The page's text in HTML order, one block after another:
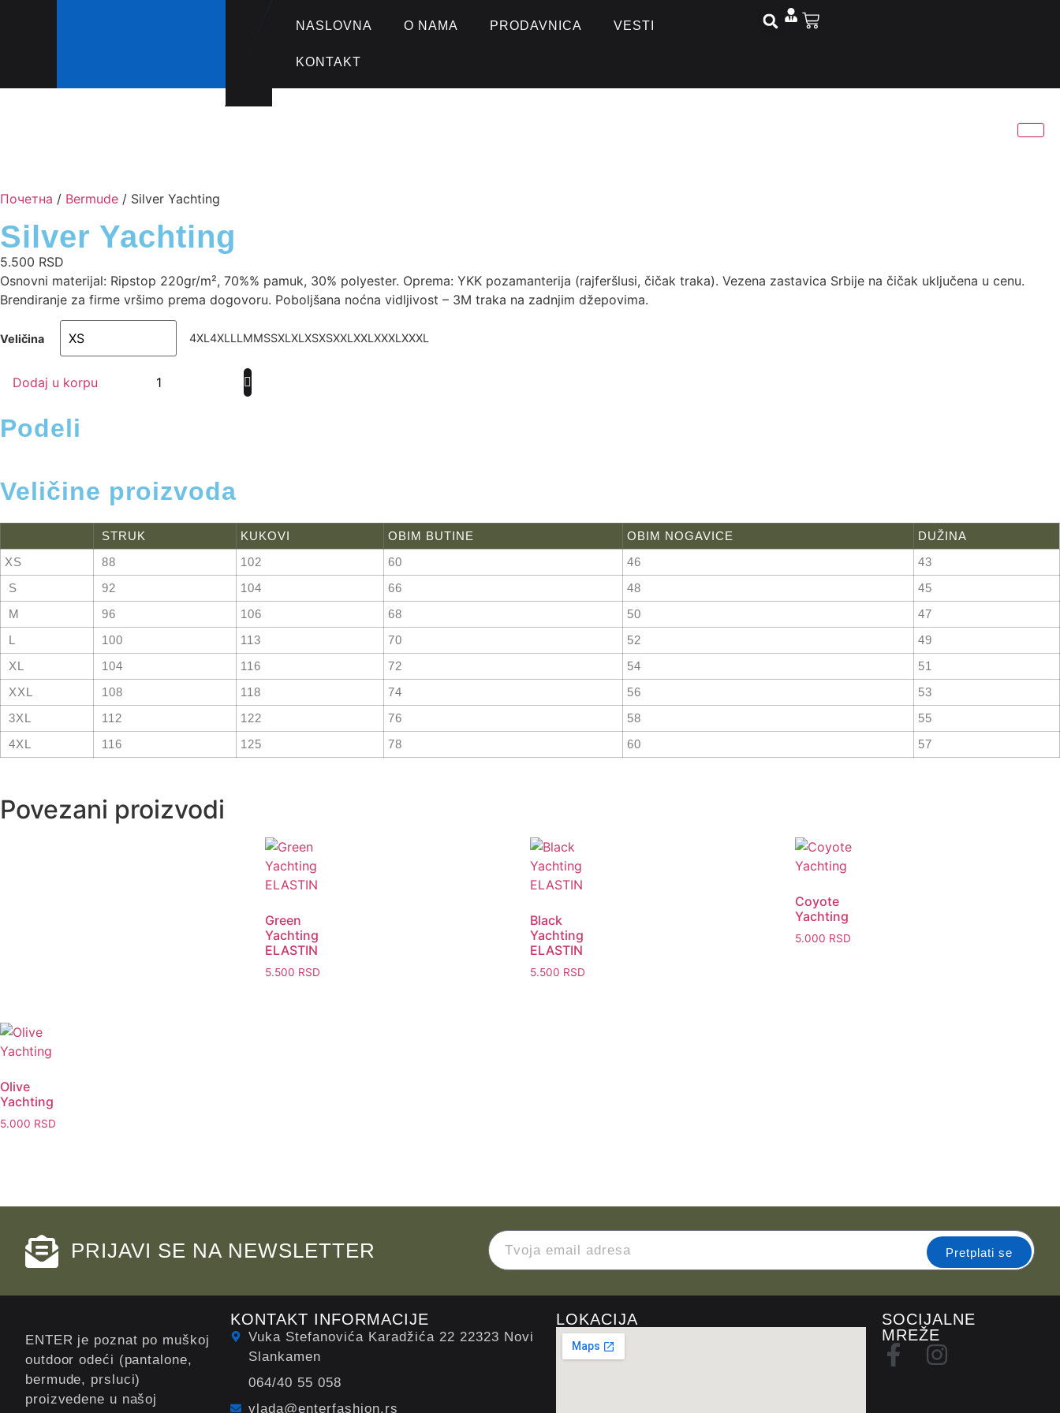
NASLOVNA O NAMA PRODAVNICA VESTI
KONTAKT
Почетна / Bermude / Silver Yachting
Silver Yachting
5.500 RSD
Osnovni materijal: Ripstop 220gr/m², 70%% pamuk, 30% polyester. Oprema: YKK pozamanterija (rajferšlusi, čičak traka). Vezena zastavica Srbije na čičak uključena u cenu.
Brendiranje za firme vršimo prema dogovoru. Poboljšana noćna vidljivost – 3M traka na zadnjim džepovima.
Veličina 4XL 4XL L L MMSSXL XL XSXSXXL XXL XXXL XXXL
Dodaj u korpu
Podeli
Veličine proizvoda
STRUK KUKOVI OBIM BUTINE OBIM NOGAVICE
DUŽINA
XS
88 102 60 46
43
S
92 104 66 48
45
M
96 106 68 50
47
L
100 113 70 52
49
XL
104 116 72 54
51
XXL
108 118 74 56
53
3XL
112 122 76 58
55
4XL
116 125 78 60 57
Povezani proizvodi
Green
Yachting
ELASTIN
5.500 RSD
Black
Yachting
ELASTIN
5.500 RSD
Coyote
Yachting
5.000 RSD
Olive
Yachting
5.000 RSD
PRIJAVI SE NA NEWSLETTER Pretplati se
ENTER je poznat po muškoj
outdoor odeći (pantalone,
bermude, prsluci)
proizvedene u našoj
KONTAKT INFORMACIJE
Vuka Stefanovića Karadžića 22 22323 Novi
Slankamen
064/40 55 058
vlada@enterfashion.rs
LOKACIJA
SOCIJALNE
MREŽE